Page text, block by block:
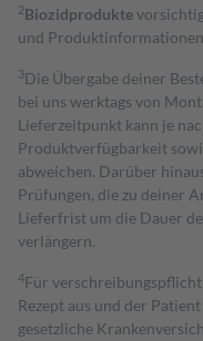
2Biozidprodukte
und Produktinformationen
3Die Übergabe deiner
bei uns werktags von
Lieferzeitpunkt kann je
Produktverfügbarkeit
abweichen. Darüber
Prüfungen, die zu deiner
Lieferfrist um die Dauer
verlängern.
4Für
Rezept aus und der
gesetzliche